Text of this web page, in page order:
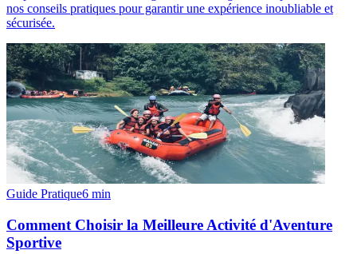
nos conseils pratiques pour garantir une expérience inoubliable et
sécurisée.
Guide Pratique6 min
Comment Choisir la Meilleure Activité d'Aventure
Sportive